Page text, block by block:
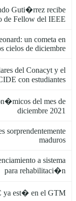
Guti�rrez recibe
de Fellow del IEEE
un cometa en
cielos de diciembre
del Conacyt y el
con estudiantes
del mes de
diciembre 2021
sorprendentemente
maduros
a sistema
para rehabilitaci�n
ya est� en el GTM